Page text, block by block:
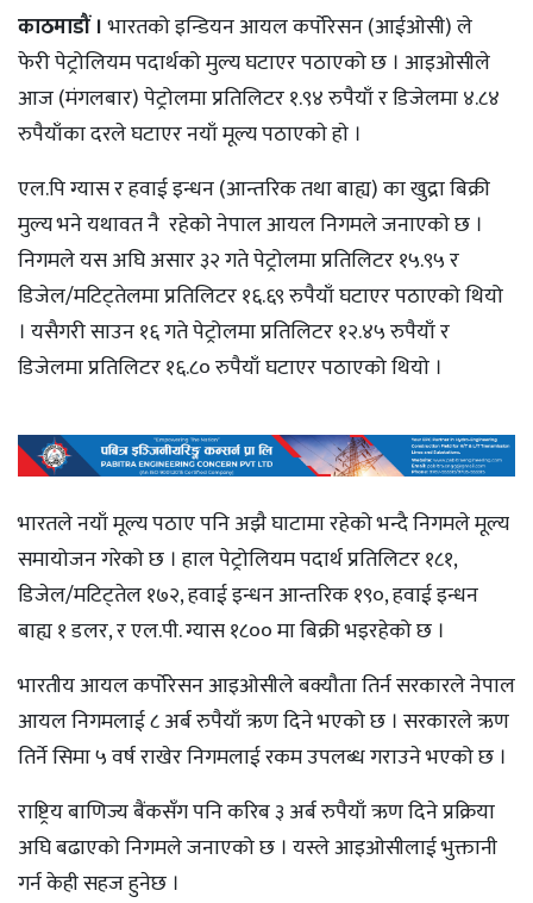
ऊर्जा
विशेष
काठमाडौं ।भारतको इन्डियन आयल कर्पोरेसन (आईओसी) ले
फेरी पेट्रोलियम पदार्थको मुल्य घटाएर पठाएको छ । आइओसीले
आज (मंगलबार) पेट्रोलमा प्रतिलिटर १.९४ रुपैयाँ र डिजेलमा ४.८४
रुपैयाँका दरले घटाएर नयाँ मूल्य पठाएकाे हाे ।
एल.पि ग्यास र हवाई इन्धन (आन्तरिक तथा बाह्य) का खुद्रा बिक्री
मुल्य भने यथावत नै रहेकाे नेपाल आयल निगमले जनाएकाे छ ।
निगमले यस अघि असार ३२ गते पेट्रोलमा प्रतिलिटर १५.९५ र
डिजेल/मटिट्तेलमा प्रतिलिटर १६.६९ रुपैयाँ घटाएर पठाएको थियो
। यसैगरी साउन १६ गते पेट्रोलमा प्रतिलिटर १२.४५ रुपैयाँ र
डिजेलमा प्रतिलिटर १६.८० रुपैयाँ घटाएर पठाएको थियो ।
भारतले नयाँ मूल्य पठाए पनि अझै घाटामा रहेको भन्दै निगमले मूल्य
समायोजन गरेको छ । हाल पेट्रोलियम पदार्थ प्रतिलिटर १८१,
डिजेल/मटिट्तेल १७२, हवाई इन्धन आन्तरिक १९०, हवाई इन्धन
बाह्य १ डलर, र एल.पी. ग्यास १८०० मा बिक्री भइरहेको छ ।
भारतीय आयल कर्पोरेसन आइओसीले बक्यौता तिर्न सरकारले नेपाल
आयल निगमलाई ८ अर्ब रुपैयाँ ऋण दिने भएको छ । सरकारले ऋण
तिर्ने सिमा ५ वर्ष राखेर निगमलाई रकम उपलब्ध गराउने भएको छ ।
राष्ट्रिय बाणिज्य बैंकसँग पनि करिब ३ अर्ब रुपैयाँ ऋण दिने प्रक्रिया
अघि बढाएको निगमले जनाएको छ । यस्ले आइओसीलाई भुक्तानी
गर्न केही सहज हुनेछ ।